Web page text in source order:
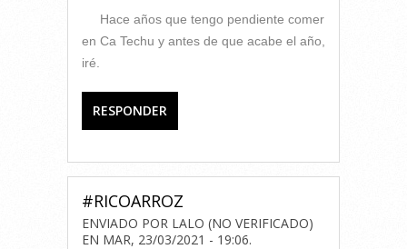
Hace años que tengo pendiente comer
en Ca Techu y antes de que acabe el año,
iré.
RESPONDER
#RICOARROZ
ENVIADO POR LALO (NO VERIFICADO)
EN MAR, 23/03/2021 - 19:06.